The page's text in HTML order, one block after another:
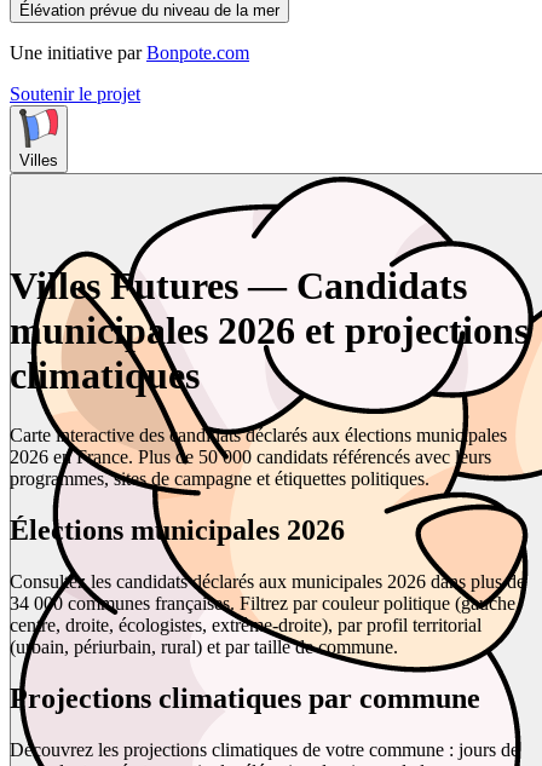
Élévation prévue du niveau de la mer
Une initiative par Bonpote.com
Soutenir le projet
Villes
Villes Futures — Candidats
municipales 2026 et projections
climatiques
Carte interactive des candidats déclarés aux élections municipales
2026 en France. Plus de 50 000 candidats référencés avec leurs
programmes, sites de campagne et étiquettes politiques.
Élections municipales 2026
Consultez les candidats déclarés aux municipales 2026 dans plus de
34 000 communes françaises. Filtrez par couleur politique (gauche,
centre, droite, écologistes, extrême-droite), par profil territorial
(urbain, périurbain, rural) et par taille de commune.
Projections climatiques par commune
Découvrez les projections climatiques de votre commune : jours de